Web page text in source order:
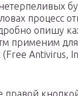
процесс
опишу
применим
(Free Antivirus,
правой